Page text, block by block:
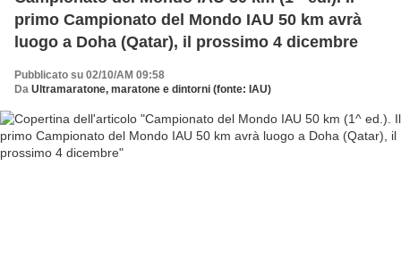
primo Campionato del Mondo IAU 50 km avrà
luogo a Doha (Qatar), il prossimo 4 dicembre
Pubblicato su 02/10/AM 09:58
Da Ultramaratone, maratone e dintorni (fonte: IAU)